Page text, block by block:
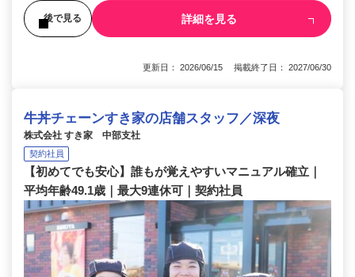
後で見る 詳細を見る
更新日： 2026/06/15 掲載終了日： 2027/06/30
牛丼チェーンすき家の店舗スタッフ／深夜
株式会社 すき家 中部支社
契約社員
【初めてでも安心】誰もが覚えやすいマニュアル確立｜
平均年齢49.1歳｜最大9連休可｜契約社員